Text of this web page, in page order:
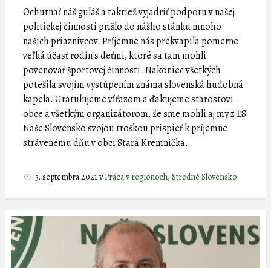
Ochutnať náš guláš a taktiež vyjadriť podporu v našej
politickej činnosti prišlo do nášho stánku mnoho
našich priaznivcov. Príjemne nás prekvapila pomerne
veľká účasť rodín s deťmi, ktoré sa tam mohli
povenovať športovej činnosti. Nakoniec všetkých
potešila svojím vystúpením známa slovenská hudobná
kapela. Gratulujeme víťazom a ďakujeme starostovi
obce a všetkým organizátorom, že sme mohli aj my z ĽS
Naše Slovensko svojou troškou prispieť k príjemne
strávenému dňu v obci Stará Kremnička.
3. septembra 2021vPráca v regiónoch, Stredné Slovensko